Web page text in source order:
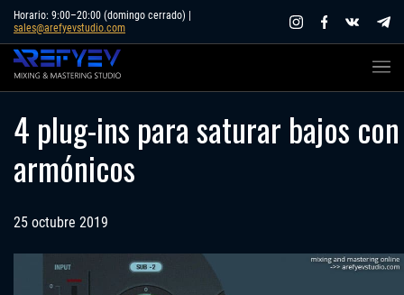
Skip
content
Horario: 9:00–20:00 (domingo cerrado) |
sales@arefyevstudio.com
4 plug-ins para saturar bajos con
armónicos
25 octubre 2019